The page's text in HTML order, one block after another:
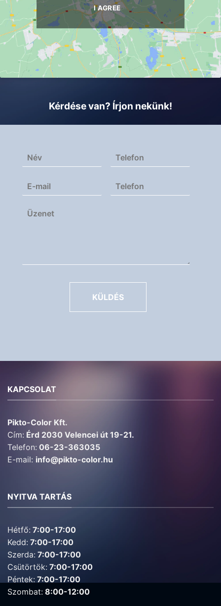
I AGREE
Kérdése van? Írjon nekünk!
KÜLDÉS
KAPCSOLAT
Pikto-Color Kft.
Cím: Érd 2030 Velencei út 19-21.
Telefon: 06-23-363035
E-mail: info@pikto-color.hu
NYITVA TARTÁS
Hétfő: 7:00-17:00
Kedd: 7:00-17:00
Szerda: 7:00-17:00
Csütörtök: 7:00-17:00
Péntek: 7:00-17:00
Szombat: 8:00-12:00